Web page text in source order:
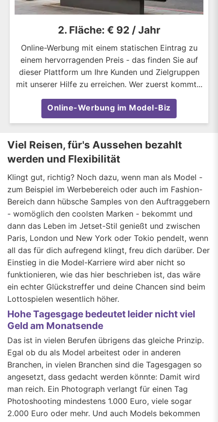
2. Fläche: € 92 / Jahr
Online-Werbung mit einem statischen Eintrag zu
einem hervorragenden Preis - das finden Sie auf
dieser Plattform um Ihre Kunden und Zielgruppen
mit unserer Hilfe zu erreichen. Wer zuerst kommt...
Online-Werbung im Model-Biz
Viel Reisen, für's Aussehen bezahlt
werden und Flexibilität
Klingt gut, richtig? Noch dazu, wenn man als Model -
zum Beispiel im Werbebereich oder auch im Fashion-
Bereich dann hübsche Samples von den Auftraggebern
- womöglich den coolsten Marken - bekommt und
dann das Leben im Jetset-Stil genießt und zwischen
Paris, London und New York oder Tokio pendelt, wenn
all das für dich aufregend klingt, freu dich darüber. Der
Einstieg in die Model-Karriere wird aber nicht so
funktionieren, wie das hier beschrieben ist, das wäre
ein echter Glückstreffer und deine Chancen sind beim
Lottospielen wesentlich höher.
Hohe Tagesgage bedeutet leider nicht viel
Geld am Monatsende
Das ist in vielen Berufen übrigens das gleiche Prinzip.
Egal ob du als Model arbeitest oder in anderen
Branchen, in vielen Branchen sind die Tagesgagen so
angesetzt, dass gedacht werden könnte: Damit wird
man reich. Ein Photograph verlangt für einen Tag
Photoshooting mindestens 1.000 Euro, viele sogar
2.000 Euro oder mehr. Und auch Models bekommen